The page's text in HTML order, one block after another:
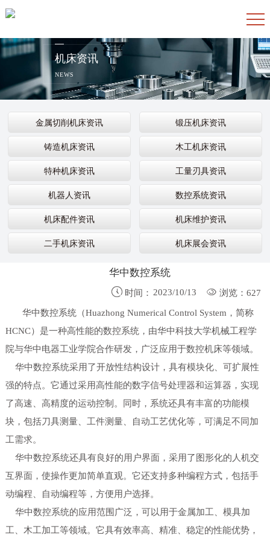
机床资讯
NEWS
金属切削机床资讯 锻压机床资讯
铸造机床资讯 木工机床资讯
特种机床资讯 工量刃具资讯
机器人资讯 数控系统资讯
机床配件资讯 机床维护资讯
二手机床资讯 机床展会资讯
华中数控系统
 浏览：627
 时间： 2023/10/13
华中数控系统（Huazhong Numerical Control System ，简称
HCNC）是一种高性能的数控系统，由华中科技大学机械工程学
院与华中电器工业学院合作研发，广泛应用于数控机床等领域。
华中数控系统采用了开放性结构设计，具有模块化、可扩展性
强的特点。它通过采用高性能的数字信号处理器和运算器，实现
了高速、高精度的运动控制。同时，系统还具有丰富的功能模
块，包括刀具测量、工件测量、自动工艺优化等，可满足不同加
工需求。
华中数控系统还具有良好的用户界面，采用了图形化的人机交
互界面，使操作更加简单直观。它还支持多种编程方式，包括手
动编程、自动编程等，方便用户选择。
华中数控系统的应用范围广泛，可以用于金属加工、模具加
工、木工加工等领域。它具有效率高、精准、稳定的性能优势，